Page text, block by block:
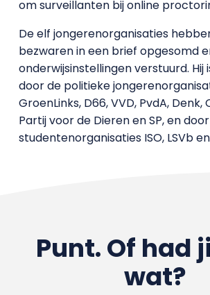
om surveillanten bij online
De elf jongerenorganisaties
bezwaren in een brief opgesomd
onderwijsinstellingen verstuurd. Hij
door de politieke
GroenLinks, D66, VVD, PvdA, Denk,
Partij voor de Dieren en SP, en door
studentenorganisaties ISO, LSVb
Punt. Of had
wat?